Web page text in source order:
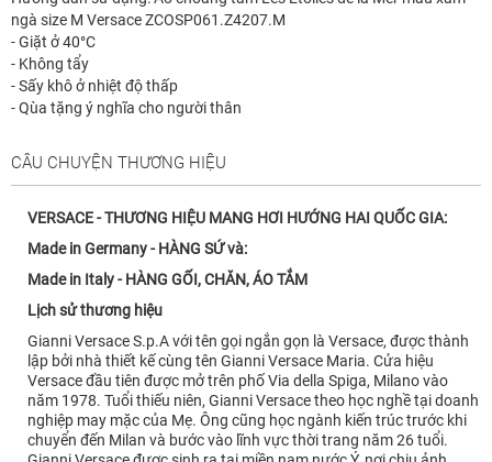
ngà size M Versace ZCOSP061.Z4207.M
- Giặt ở 40°C
- Không tẩy
- Sấy khô ở nhiệt độ thấp
- Qùa tặng ý nghĩa cho người thân
CÂU CHUYỆN THƯƠNG HIỆU
VERSACE - THƯƠNG HIỆU MANG HƠI HƯỚNG HAI QUỐC GIA:
Made in Germany - HÀNG SỨ và:
Made in Italy - HÀNG GỐI, CHĂN, ÁO TẮM
Lịch sử thương hiệu
Gianni Versace S.p.A với tên gọi ngắn gọn là Versace, được thành
lập bởi nhà thiết kế cùng tên Gianni Versace Maria. Cửa hiệu
Versace đầu tiên được mở trên phố Via della Spiga, Milano vào
năm 1978. Tuổi thiếu niên, Gianni Versace theo học nghề tại doanh
nghiệp may mặc của Mẹ. Ông cũng học ngành kiến trúc trước khi
chuyển đến Milan và bước vào lĩnh vực thời trang năm 26 tuổi.